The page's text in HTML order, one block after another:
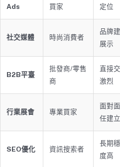
Ads
買家
定位
社交媒體 時尚消費者
品牌
展示
B2B平臺
批發商/零售
商
直接
激烈
行業展會 專業買家
面對
任建立
SEO優化 資訊搜索者
長期
度高